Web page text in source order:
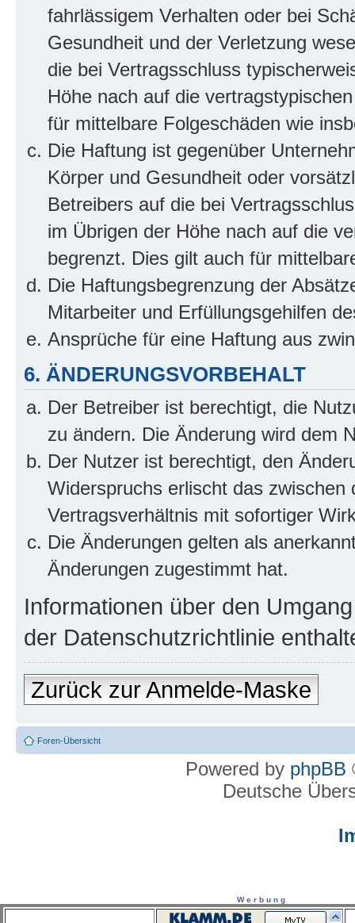
fahrlässigem Verhalten oder bei
Gesundheit und der Verletzung
die bei Vertragsschluss
Höhe nach auf die
für mittelbare Folgeschäden wie
Die Haftung ist gegenüber
Körper und Gesundheit oder
Betreibers auf die bei
im Übrigen der Höhe nach auf die
begrenzt. Dies gilt auch für
Die Haftungsbegrenzung der
Mitarbeiter und Erfüllungsgehilfen
Ansprüche für eine Haftung aus
6. ÄNDERUNGSVORBEHALT
Der Betreiber ist berechtigt, die
zu ändern. Die Änderung wird dem
Der Nutzer ist berechtigt, den
Widerspruchs erlischt das
Vertragsverhältnis mit sofortiger
Die Änderungen gelten als
Änderungen zugestimmt hat.
Informationen über den
der Datenschutzrichtlinie
Zurück zur Anmelde-Maske
Foren-Übersicht
Powered by phpBB
Deutsche
W e r b u n g